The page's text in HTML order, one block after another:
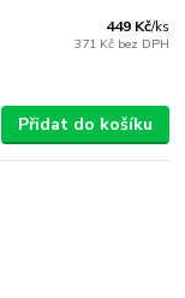
449 Kč/ks
371 Kč bez DPH
Přidat do košíku